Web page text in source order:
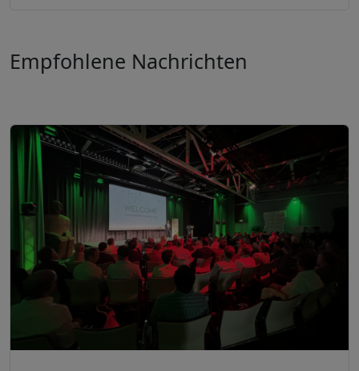
Empfohlene Nachrichten